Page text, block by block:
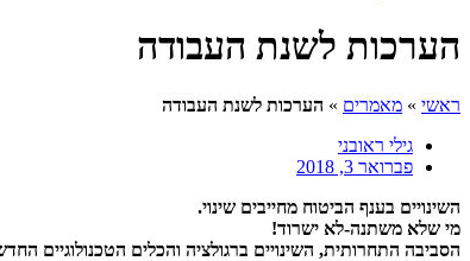
הערכות לשנת העבודה
ראשי » מאמרים » הערכות לשנת העבודה
גילי ראובני
פברואר 3, 2018
השינויים בענף הביטוח מחייבים שינוי.
מי שלא משתנה-לא ישרוד!
הסביבה התחרותית, השינויים ברגולציה והכלים הטכנולוגיים